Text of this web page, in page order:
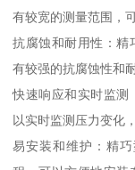
有较宽的测量范围，
抗腐蚀和耐用性：精
有较强的抗腐蚀性和
快速响应和实时监测
以实时监测压力变化
易安装和维护：精